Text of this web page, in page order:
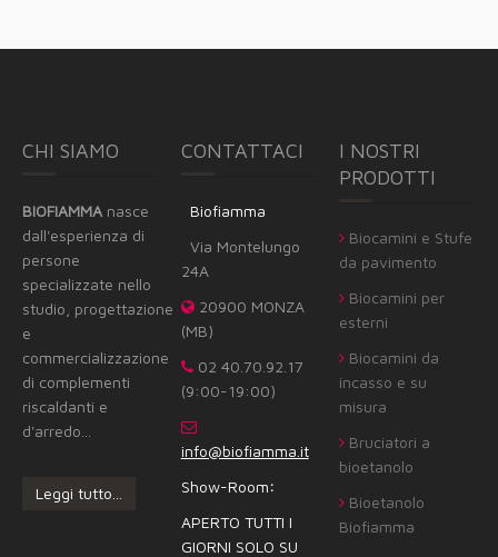
CHI SIAMO
BIOFIAMMA nasce
dall'esperienza di
persone
specializzate nello
studio, progettazione
e
commercializzazione
di complementi
riscaldanti e
d'arredo...
Leggi tutto...
CONTATTACI
Biofiamma
Via Montelungo
24A
20900 MONZA
(MB)
02 40.70.92.17
(9:00-19:00)
info@biofiamma.it
Show-Room:
APERTO TUTTI I
GIORNI SOLO SU
I NOSTRI
PRODOTTI
Biocamini e Stufe
da pavimento
Biocamini per
esterni
Biocamini da
incasso e su
misura
Bruciatori a
bioetanolo
Bioetanolo
Biofiamma